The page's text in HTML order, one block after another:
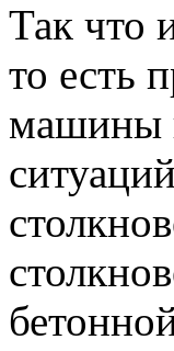
Так что
то есть
машины